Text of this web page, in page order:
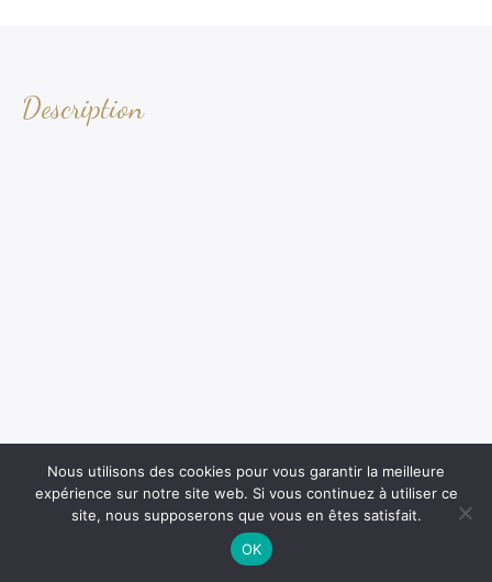
Description
Nous utilisons des cookies pour vous garantir la meilleure
expérience sur notre site web. Si vous continuez à utiliser ce
site, nous supposerons que vous en êtes satisfait.
OK